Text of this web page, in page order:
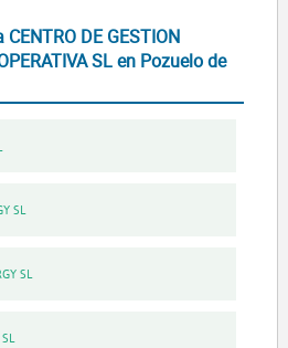
DE GESTION
SL en Pozuelo de
SL
SL